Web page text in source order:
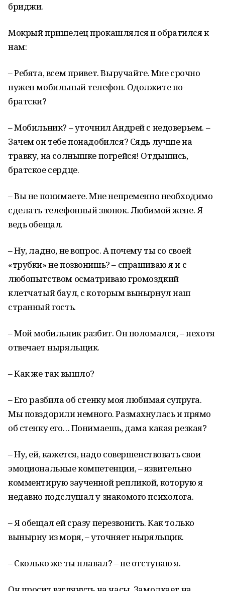
бриджи.
Мокрый пришелец прокашлялся и обратился к
нам:
– Ребята, всем привет. Выручайте. Мне срочно
нужен мобильный телефон. Одолжите по-
братски?
– Мобильник? – уточнил Андрей с недоверьем. –
Зачем он тебе понадобился? Сядь лучше на
травку, на солнышке погрейся! Отдышись,
братское сердце.
– Вы не понимаете. Мне непременно необходимо
сделать телефонный звонок. Любимой жене. Я
ведь обещал.
– Ну, ладно, не вопрос. А почему ты со своей
«трубки» не позвонишь? – спрашиваю я и с
любопытством осматриваю громоздкий
клетчатый баул, с которым вынырнул наш
странный гость.
– Мой мобильник разбит. Он поломался, – нехотя
отвечает ныряльщик.
– Как же так вышло?
– Его разбила об стенку моя любимая супруга.
Мы повздорили немного. Размахнулась и прямо
об стенку его… Понимаешь, дама какая резкая?
– Ну, ей, кажется, надо совершенствовать свои
эмоциональные компетенции, – язвительно
комментирую заученной репликой, которую я
недавно подслушал у знакомого психолога.
– Я обещал ей сразу перезвонить. Как только
вынырну из моря, – уточняет ныряльщик.
– Сколько же ты плавал? – не отступаю я.